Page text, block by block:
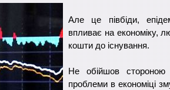
Але це півбіди,
впливає на економіку,
кошти до існування.
Не обійшов стороною
проблеми в економіці